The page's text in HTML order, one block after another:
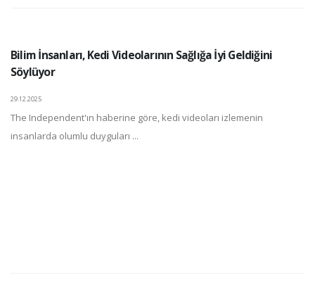
Bilim İnsanları, Kedi Videolarının Sağlığa İyi Geldiğini
Söylüyor
29.12.2025
The Independent'ın haberine göre, kedi videoları izlemenin
insanlarda olumlu duyguları ...